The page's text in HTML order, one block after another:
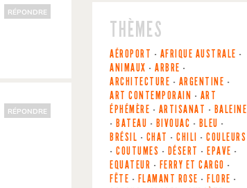
RÉPONDRE
RÉPONDRE
THÈMES
AÉROPORT - AFRIQUE AUSTRALE -
ANIMAUX - ARBRE -
ARCHITECTURE - ARGENTINE -
ART CONTEMPORAIN - ART
ÉPHÉMÈRE - ARTISANAT - BALEINE
- BATEAU - BIVOUAC - BLEU -
BRÉSIL - CHAT - CHILI - COULEURS
- COUTUMES - DÉSERT - EPAVE -
EQUATEUR - FERRY ET CARGO -
FÊTE - FLAMANT ROSE - FLORE -